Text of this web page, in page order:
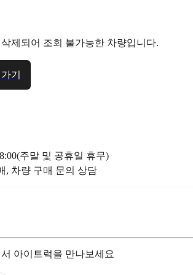
제되어 조회 불가능한 차량입니다.
기
주말 및 공휴일 휴무)
, 차량 구매 문의 상담
아이트럭을 만나보세요